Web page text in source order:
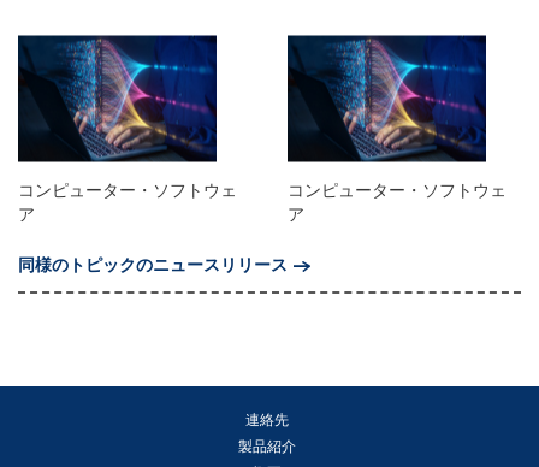
コンピューター・ソフトウェ
ア
コンピューター・ソフトウェ
ア
同様のトピックのニュースリリース
連絡先
製品紹介